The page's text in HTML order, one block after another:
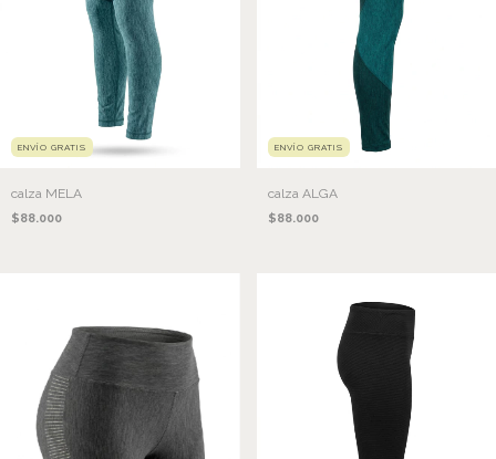
ENVÍO GRATIS
calza MELA
$88.000
ENVÍO GRATIS
calza ALGA
$88.000